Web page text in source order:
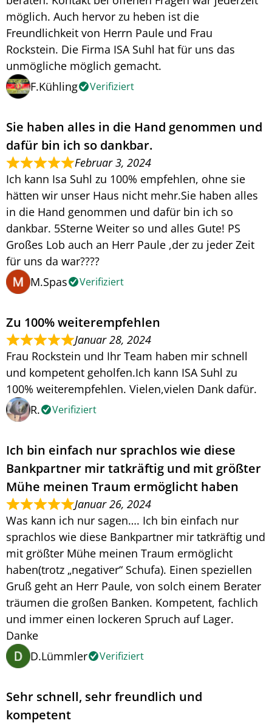
möglich. Auch hervor zu heben ist die
Freundlichkeit von Herrn Paule und Frau
Rockstein. Die Firma ISA Suhl hat für uns das
unmögliche möglich gemacht.
F.Kühling
Verifiziert
Sie haben alles in die Hand genommen und
dafür bin ich so dankbar.
Februar 3, 2024
Ich kann Isa Suhl zu 100% empfehlen, ohne sie
hätten wir unser Haus nicht mehr.Sie haben alles
in die Hand genommen und dafür bin ich so
dankbar. 5Sterne Weiter so und alles Gute! PS
Großes Lob auch an Herr Paule ,der zu jeder Zeit
für uns da war????
M.Spas
Verifiziert
Zu 100% weiterempfehlen
Januar 28, 2024
Frau Rockstein und Ihr Team haben mir schnell
und kompetent geholfen.Ich kann ISA Suhl zu
100% weiterempfehlen. Vielen,vielen Dank dafür.
R.
Verifiziert
Ich bin einfach nur sprachlos wie diese
Bankpartner mir tatkräftig und mit größter
Mühe meinen Traum ermöglicht haben
Januar 26, 2024
Was kann ich nur sagen…. Ich bin einfach nur
sprachlos wie diese Bankpartner mir tatkräftig und
mit größter Mühe meinen Traum ermöglicht
haben(trotz „negativer“ Schufa). Einen speziellen
Gruß geht an Herr Paule, von solch einem Berater
träumen die großen Banken. Kompetent, fachlich
und immer einen lockeren Spruch auf Lager.
Danke
D.Lümmler
Verifiziert
Sehr schnell, sehr freundlich und
kompetent